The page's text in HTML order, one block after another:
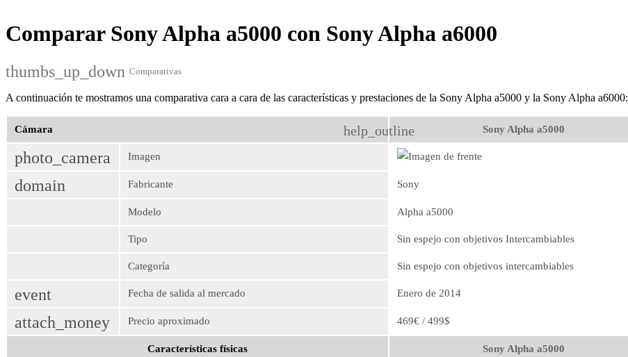
Comparar Sony Alpha a5000 con Sony Alpha a6000
thumbs_up_down Comparativas
A continuación te mostramos una comparativa cara a cara de las características y prestaciones de la Sony Alpha a5000 y la Sony Alpha a6000:
Cámara help_outline Sony Alpha a5000
photo_camera Imagen
domain Fabricante Sony
Modelo Alpha a5000
Tipo Sin espejo con objetivos Intercambiables
Categoría Sin espejo con objetivos intercambiables
event Fecha de salida al mercado Enero de 2014
attach_money Precio aproximado 469€ / 499$
Características físicas Sony Alpha a5000